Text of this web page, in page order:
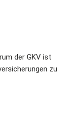
der GKV ist
zu